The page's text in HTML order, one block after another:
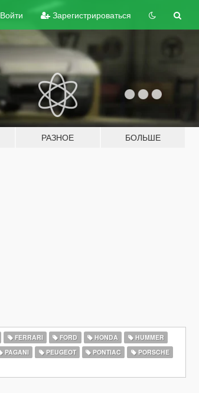
Войти Зарегистрироваться
РАЗНОЕ БОЛЬШЕ
FERRARI FORD HONDA
HUMMER
PAGANI PEUGEOT PONTIAC
PORSCHE